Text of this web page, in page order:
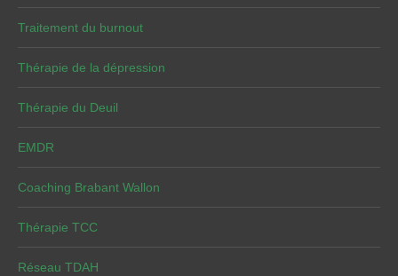
Traitement du burnout
Thérapie de la dépression
Thérapie du Deuil
EMDR
Coaching Brabant Wallon
Thérapie TCC
Réseau TDAH